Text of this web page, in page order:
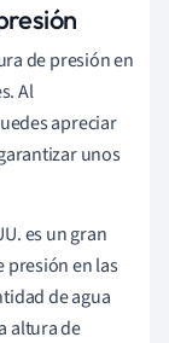
de presión en
Al
apreciar
unos
es un gran
presión en las
de agua
altura de